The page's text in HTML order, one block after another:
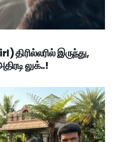
திரில்லரில் இருந்து,
லுக்..!